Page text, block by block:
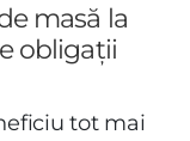
masă la
obligații
tot mai